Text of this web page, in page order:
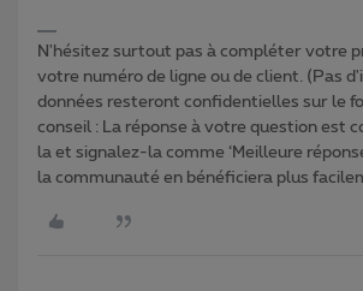
N'hésitez surtout pas à compléter votre
votre numéro de ligne ou de client. (Pas
données resteront confidentielles sur le
conseil : La réponse à votre question est
la et signalez-la comme ‘Meilleure
la communauté en bénéficiera plus